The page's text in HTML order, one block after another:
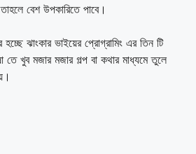
বেশ উপকারিতে পাবে।
ঝাংকার ভাইয়ের প্রোগ্রামিং এর তিন টি
তে খুব মজার মজার গল্প বা কথার মাধ্যমে তুলে